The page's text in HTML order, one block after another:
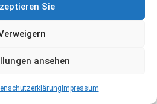
Sie
ansehen
Impressum